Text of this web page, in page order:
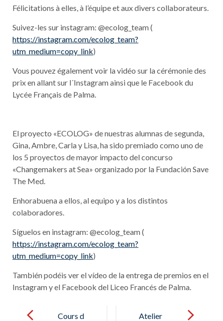
Félicitations à elles, à l’équipe et aux divers collaborateurs.
Suivez-les sur instagram: @ecolog_team (
https://instagram.com/ecolog_team?
utm_medium=copy_link)
Vous pouvez également voir la vidéo sur la cérémonie des
prix en allant sur l´Instagram ainsi que le Facebook du
Lycée Français de Palma.
El proyecto «ECOLOG» de nuestras alumnas de segunda,
Gina, Ambre, Carla y Lisa, ha sido premiado como uno de
los 5 proyectos de mayor impacto del concurso
«Changemakers at Sea» organizado por la Fundación Save
The Med.
Enhorabuena a ellos, al equipo y a los distintos
colaboradores.
Síguelos en instagram: @ecolog_team (
https://instagram.com/ecolog_team?
utm_medium=copy_link)
También podéis ver el vídeo de la entrega de premios en el
Instagram y el Facebook del Liceo Francés de Palma.
navigation
Cours d
Atelier